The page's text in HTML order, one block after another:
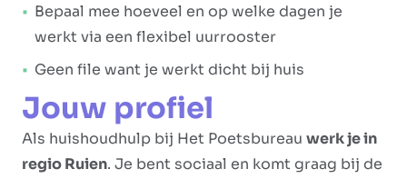
Bepaal mee hoeveel en op welke dagen je
werkt via een flexibel uurrooster
Geen file want je werkt dicht bij huis
Jouw profiel
Als huishoudhulp bij Het Poetsbureau werk je in
regio Ruien. Je bent sociaal en komt graag bij de